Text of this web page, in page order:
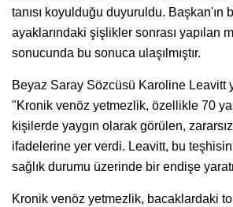
tanısı koyulduğu duyuruldu. Başkan'ın
ayaklarındaki şişlikler sonrası yapılan
sonucunda bu sonuca ulaşılmıştır.
Beyaz Saray Sözcüsü Karoline Leavitt
"Kronik venöz yetmezlik, özellikle 70
kişilerde yaygın olarak görülen,
ifadelerine yer verdi. Leavitt, bu teşhisin
sağlık durumu üzerinde bir endişe
Kronik venöz yetmezlik, bacaklardaki